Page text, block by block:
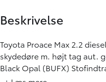
Beskrivelse
Toyota Proace Max 2.2
skydedøre m. højt tag aut.
Black Opal (BUFX)